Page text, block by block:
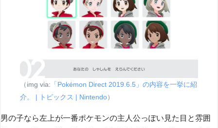
（img via: 「Pokémon Direct 2019.6.5」の内容を一挙に紹
介。 | トピックス | Nintendo）
男の子なら左上が一番ポケモンの主人公っぽい見た目と雰囲